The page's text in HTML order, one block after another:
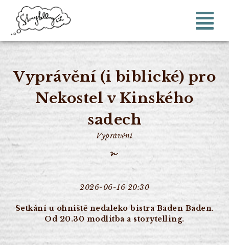
Vyprávění (i biblické) pro
Nekostel v Kinského
sadech
Vyprávění
2026-06-16 20:30
Setkání u ohniště nedaleko bistra Baden Baden.
Od 20.30 modlitba a storytelling.